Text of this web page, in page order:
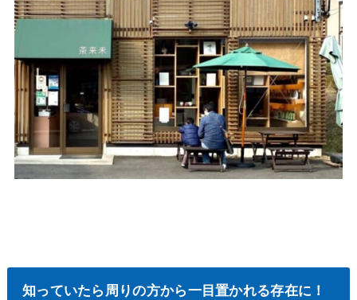
知っていたら周りの方から一目置かれる存在に！